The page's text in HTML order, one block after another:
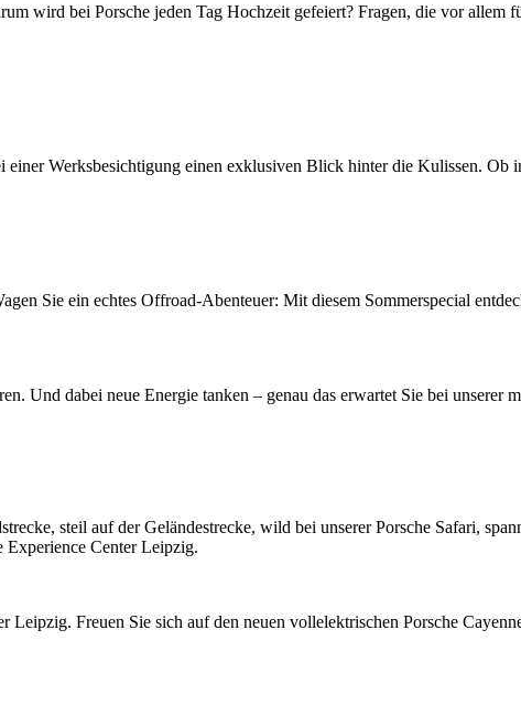
wird bei Porsche jeden Tag Hochzeit gefeiert? Fragen, die vor allem
Werksbesichtigung einen exklusiven Blick hinter die Kulissen. Ob
Sie ein echtes Offroad-Abenteuer: Mit diesem Sommerspecial
Und dabei neue Energie tanken – genau das erwartet Sie bei unserer
steil auf der Geländestrecke, wild bei unserer Porsche Safari,
Experience Center Leipzig.
Leipzig. Freuen Sie sich auf den neuen vollelektrischen Porsche